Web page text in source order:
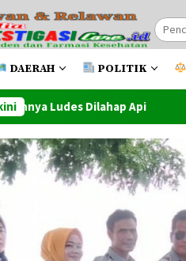
DAERAH POLITIK
Penutupan PRSU Ke-50